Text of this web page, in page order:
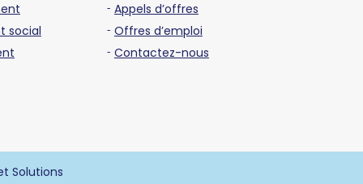
social
Appels d’offres
Offres d’emploi
Contactez-nous
Solutions